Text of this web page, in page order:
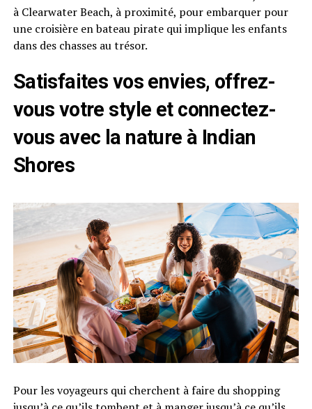
à Clearwater Beach, à proximité, pour embarquer pour
une croisière en bateau pirate qui implique les enfants
dans des chasses au trésor.
Satisfaites vos envies, offrez-
vous votre style et connectez-
vous avec la nature à Indian
Shores
Pour les voyageurs qui cherchent à faire du shopping